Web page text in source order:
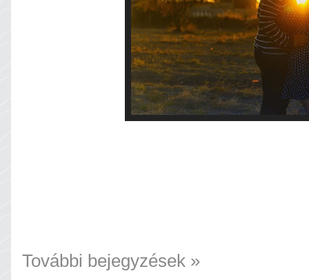
További bejegyzések »